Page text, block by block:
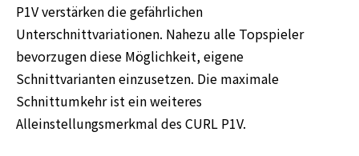
P1V verstärken die gefährlichen
Unterschnittvariationen. Nahezu alle Topspieler
bevorzugen diese Möglichkeit, eigene
Schnittvarianten einzusetzen. Die maximale
Schnittumkehr ist ein weiteres
Alleinstellungsmerkmal des CURL P1V.